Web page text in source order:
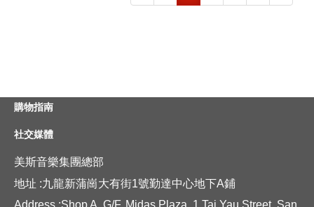
購物指南
社交媒體
美斯音樂集團總部
地址 :九龍新蒲崗大有街1號勤達中心地下A鋪
Address :Shop A, G/F, Midas Plaza, 1 Tai Yau Street, San